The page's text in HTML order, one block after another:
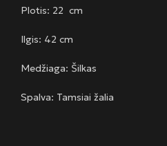
Plotis: 22 cm
Ilgis: 42 cm
Medžiaga: Šilkas
Spalva: Tamsiai žalia